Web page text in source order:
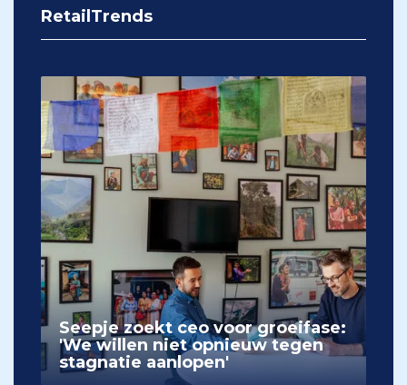
RetailTrends
Seepje zoekt ceo voor groeifase:
'We willen niet opnieuw tegen
stagnatie aanlopen'